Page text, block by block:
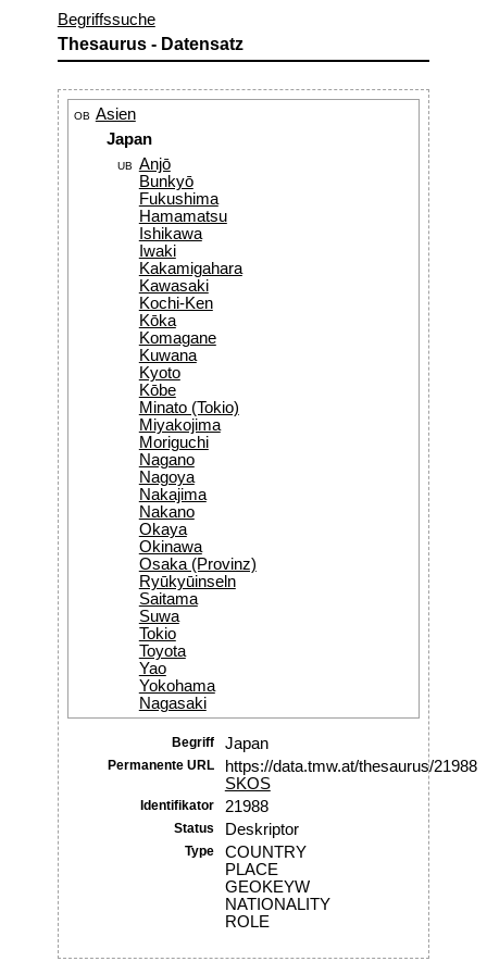
Begriffssuche
Thesaurus - Datensatz
OB Asien
Japan
UB
Anjō
Bunkyō
Fukushima
Hamamatsu
Ishikawa
Iwaki
Kakamigahara
Kawasaki
Kochi-Ken
Kōka
Komagane
Kuwana
Kyoto
Kōbe
Minato (Tokio)
Miyakojima
Moriguchi
Nagano
Nagoya
Nakajima
Nakano
Okaya
Okinawa
Osaka (Provinz)
Ryūkyūinseln
Saitama
Suwa
Tokio
Toyota
Yao
Yokohama
Nagasaki
Begriff Japan
Permanente URL
https://data.tmw.at/thesaurus/21988
SKOS
Identifikator 21988
Status Deskriptor
Type
COUNTRY
PLACE
GEOKEYW
NATIONALITY
ROLE